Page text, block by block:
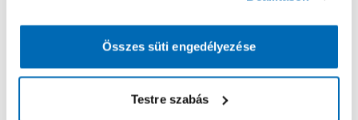
Összes süti engedélyezése
Testre szabás